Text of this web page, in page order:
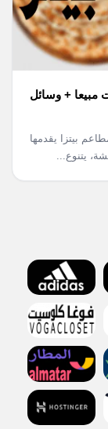
مبيعا + وسائل
بيتزا يقدمها
يتنوع...